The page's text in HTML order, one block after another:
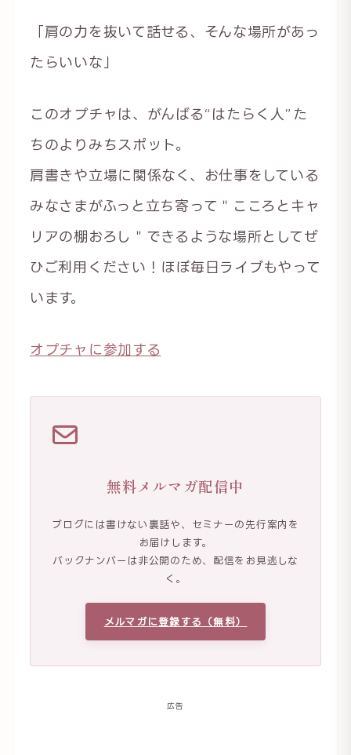
「肩の力を抜いて話せる、そんな場所があっ
たらいいな」
このオプチャは、がんばる“はたらく人”た
ちのよりみちスポット。
肩書きや立場に関係なく、お仕事をしている
みなさまがふっと立ち寄って＂こころとキャ
リアの棚おろし＂できるような場所としてぜ
ひご利用ください！ほぼ毎日ライブもやって
います。
オプチャに参加する
無料メルマガ配信中
ブログには書けない裏話や、セミナーの先行案内を
お届けします。
バックナンバーは非公開のため、配信をお見逃しな
く。
メルマガに登録する（無料）
広告